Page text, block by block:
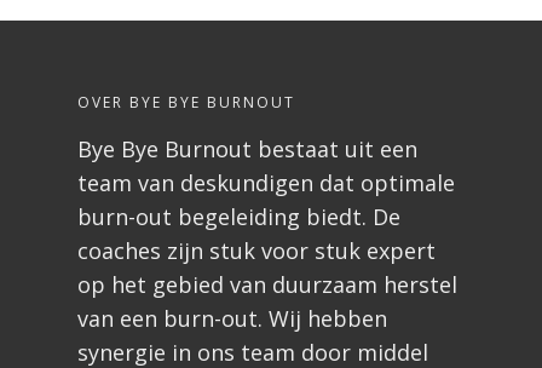
OVER BYE BYE BURNOUT
Bye Bye Burnout bestaat uit een
team van deskundigen dat optimale
burn-out begeleiding biedt. De
coaches zijn stuk voor stuk expert
op het gebied van duurzaam herstel
van een burn-out. Wij hebben
synergie in ons team door middel